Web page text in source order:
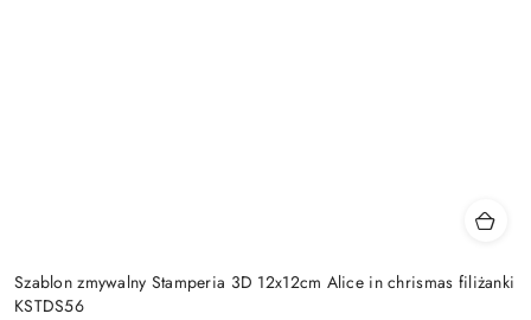
Szablon zmywalny Stamperia 3D 12x12cm Alice in chrismas filiżanki
KSTDS56